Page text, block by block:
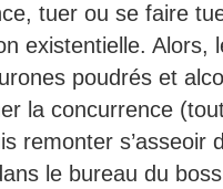
tuer ou se faire
existentielle. Alors,
poudrés et
la concurrence
remonter s’asseoir
le bureau du